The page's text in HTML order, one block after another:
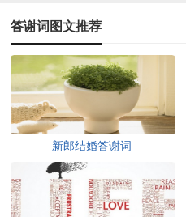
答谢词图文推荐
新郎结婚答谢词